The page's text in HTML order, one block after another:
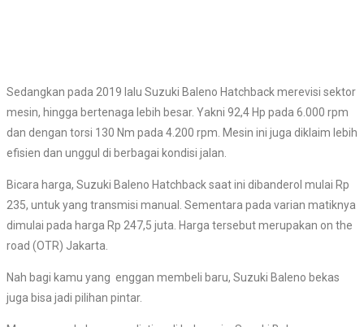
Sedangkan pada 2019 lalu Suzuki Baleno Hatchback merevisi sektor
mesin, hingga bertenaga lebih besar. Yakni 92,4 Hp pada 6.000 rpm
dan dengan torsi 130 Nm pada 4.200 rpm. Mesin ini juga diklaim lebih
efisien dan unggul di berbagai kondisi jalan.
Bicara harga, Suzuki Baleno Hatchback saat ini dibanderol mulai Rp
235, untuk yang transmisi manual. Sementara pada varian matiknya
dimulai pada harga Rp 247,5 juta. Harga tersebut merupakan on the
road (OTR) Jakarta.
Nah bagi kamu yang enggan membeli baru, Suzuki Baleno bekas
juga bisa jadi pilihan pintar.